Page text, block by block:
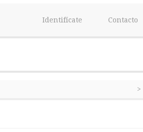
Identifícate Contacto